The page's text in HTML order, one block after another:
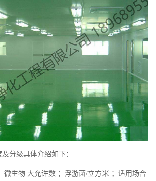
分级具体介绍如下：
生物 大允许数 ；浮游菌/立方米 ；适用场合